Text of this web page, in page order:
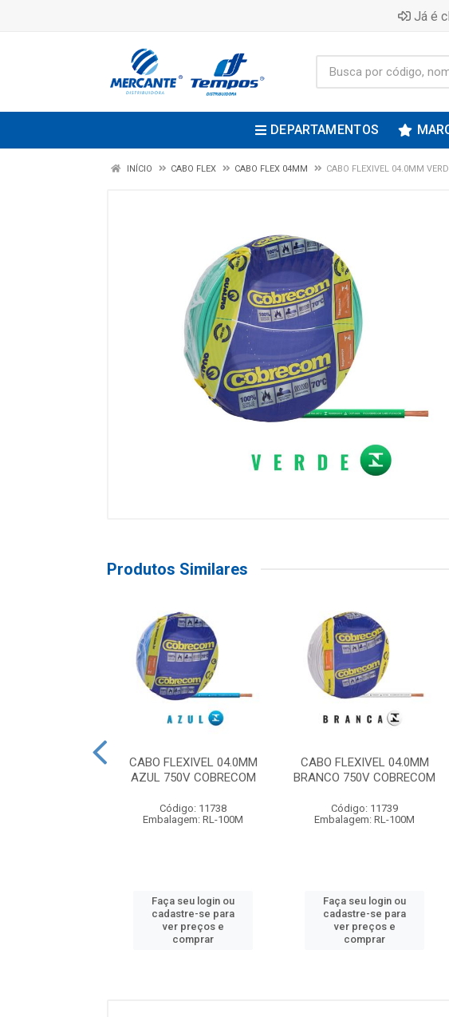
Já é
DEPARTAMENTOS
INÍCIO CABO FLEX CABO FLEX 04MM CABO FLEXIVEL 04.0MM
Produtos Similares
CABO FLEXIVEL 04.0MM
AZUL 750V COBRECOM
Código: 11738
Embalagem: RL-100M
Faça seu login ou
cadastre-se para
ver preços e
comprar
CABO FLEXIVEL 04.0MM
BRANCO 750V COBRECOM
Código: 11739
Embalagem: RL-100M
Faça seu login ou
cadastre-se para
ver preços e
comprar